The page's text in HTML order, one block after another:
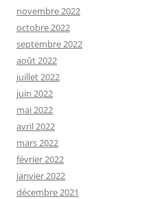
novembre 2022
octobre 2022
septembre 2022
août 2022
juillet 2022
juin 2022
mai 2022
avril 2022
mars 2022
février 2022
janvier 2022
décembre 2021